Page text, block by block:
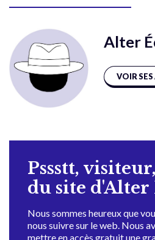
Alter
VOIR SES
Pssstt,
du site d'Alter
Nous sommes heureux que
nous suivre sur le web. Nous
mettre en accès gratuit une